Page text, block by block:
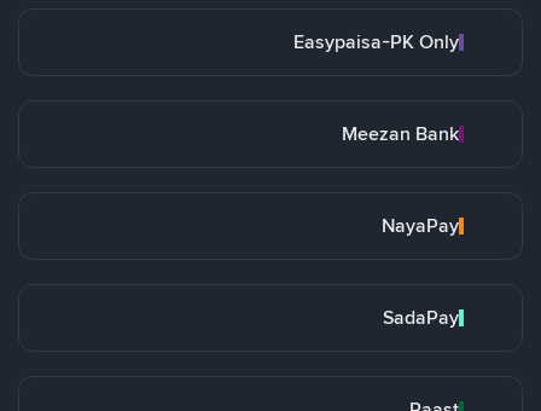
Easypaisa-PK Only
Meezan Bank
NayaPay
SadaPay